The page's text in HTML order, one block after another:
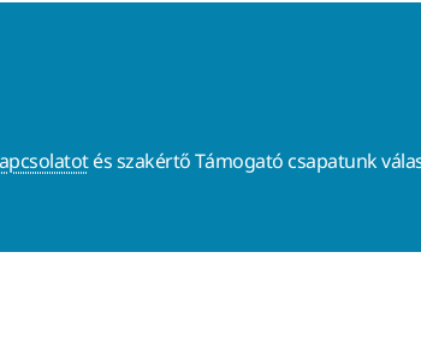
és szakértő Támogató csapatunk